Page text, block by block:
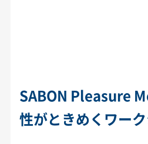
SABON Pleasure
性がときめくワー